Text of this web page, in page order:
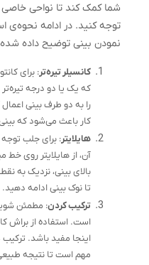
شما کمک کند تا نواحی خاصی
توجه کنید. در ادامه نحوه‌ی
نمودن بینی توضیح داده
کانسیلر تیره‌تر: برای
که یک یا دو درجه
را به دو طرف بینی اعمال
کار باعث می‌شود که
هایلایتر: برای جلب
آن، از هایلایتر روی خط
بالای بینی، نزدیک به
تا نوک بینی ادامه دهید.
ترکیب کردن: مطمئن
است. استفاده از براش
اینجا مفید باشد.
مهم است تا نتیجه